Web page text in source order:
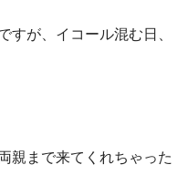
すが、イコール混む日、
親まで来てくれちゃった